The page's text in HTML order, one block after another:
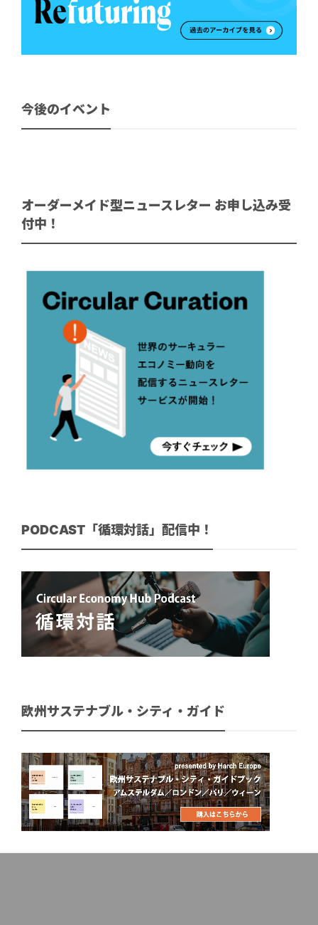
今後のイベント
オーダーメイド型ニュースレター お申し込み受
付中！
PODCAST「循環対話」配信中！
欧州サステナブル・シティ・ガイド